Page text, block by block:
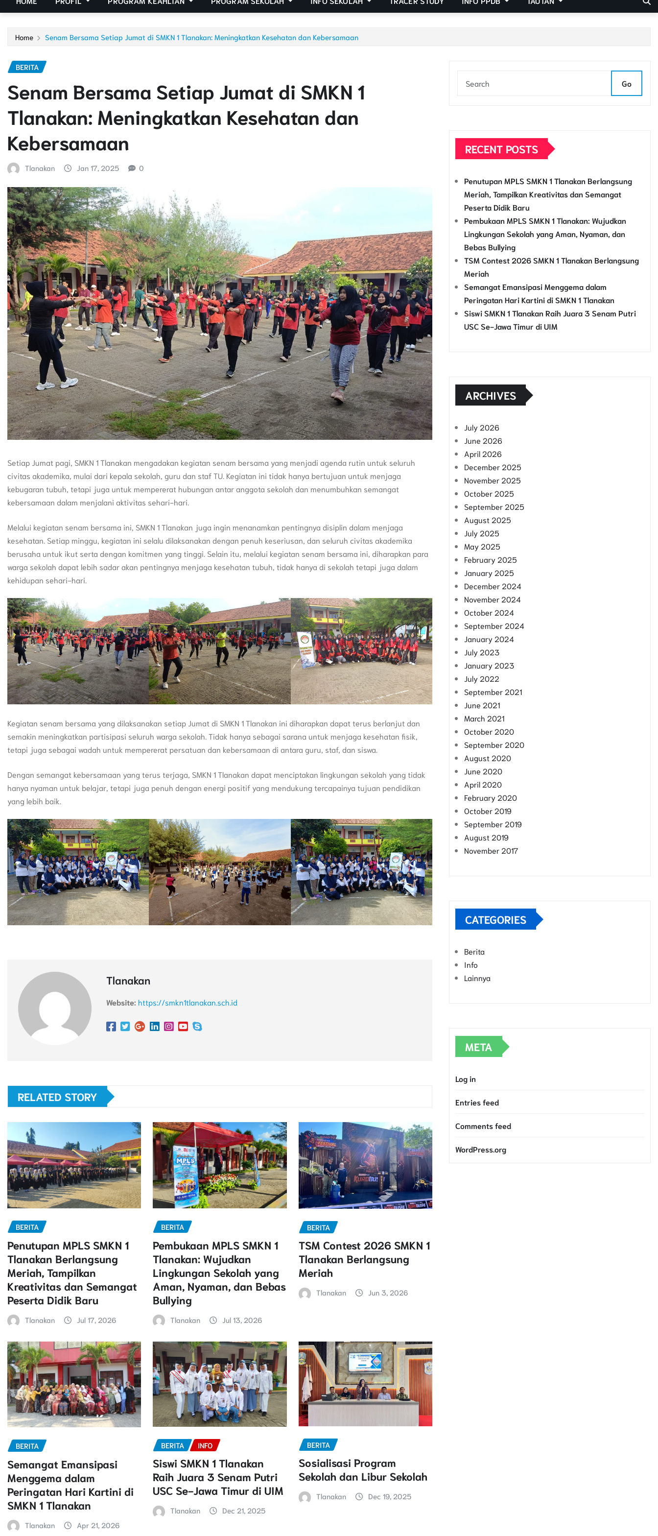
Home Senam Bersama Setiap Jumat di SMKN 1 Tlanakan: Meningkatkan Kesehatan dan Kebersamaan
BERITA
Senam Bersama Setiap Jumat di SMKN 1
Tlanakan: Meningkatkan Kesehatan dan
Kebersamaan
Tlanakan Jan 17, 2025 0
Setiap Jumat pagi, SMKN 1 Tlanakan mengadakan kegiatan senam bersama yang menjadi agenda rutin untuk seluruh
civitas akademika, mulai dari kepala sekolah, guru dan staf TU. Kegiatan ini tidak hanya bertujuan untuk menjaga
kebugaran tubuh, tetapi juga untuk mempererat hubungan antar anggota sekolah dan menumbuhkan semangat
kebersamaan dalam menjalani aktivitas sehari-hari.
Melalui kegiatan senam bersama ini, SMKN 1 Tlanakan juga ingin menanamkan pentingnya disiplin dalam menjaga
kesehatan. Setiap minggu, kegiatan ini selalu dilaksanakan dengan penuh keseriusan, dan seluruh civitas akademika
berusaha untuk ikut serta dengan komitmen yang tinggi. Selain itu, melalui kegiatan senam bersama ini, diharapkan para
warga sekolah dapat lebih sadar akan pentingnya menjaga kesehatan tubuh, tidak hanya di sekolah tetapi juga dalam
kehidupan sehari-hari.
Kegiatan senam bersama yang dilaksanakan setiap Jumat di SMKN 1 Tlanakan ini diharapkan dapat terus berlanjut dan
semakin meningkatkan partisipasi seluruh warga sekolah. Tidak hanya sebagai sarana untuk menjaga kesehatan fisik,
tetapi juga sebagai wadah untuk mempererat persatuan dan kebersamaan di antara guru, staf, dan siswa.
Dengan semangat kebersamaan yang terus terjaga, SMKN 1 Tlanakan dapat menciptakan lingkungan sekolah yang tidak
hanya nyaman untuk belajar, tetapi juga penuh dengan energi positif yang mendukung tercapainya tujuan pendidikan
yang lebih baik.
Tlanakan
Website: https://smkn1tlanakan.sch.id
RELATED STORY
BERITA
Penutupan MPLS SMKN 1
Tlanakan Berlangsung
Meriah, Tampilkan
Kreativitas dan Semangat
Peserta Didik Baru
Tlanakan Jul 17, 2026
BERITA
Pembukaan MPLS SMKN 1
Tlanakan: Wujudkan
Lingkungan Sekolah yang
Aman, Nyaman, dan Bebas
Bullying
Tlanakan Jul 13, 2026
BERITA
TSM Contest 2026 SMKN 1
Tlanakan Berlangsung
Meriah
Tlanakan Jun 3, 2026
BERITA
Semangat Emansipasi
Menggema dalam
Peringatan Hari Kartini di
SMKN 1 Tlanakan
Tlanakan Apr 21, 2026
BERITA INFO
Siswi SMKN 1 Tlanakan
Raih Juara 3 Senam Putri
USC Se-Jawa Timur di UIM
Tlanakan Dec 21, 2025
BERITA
Sosialisasi Program
Sekolah dan Libur Sekolah
Tlanakan Dec 19, 2025
Go
RECENT POSTS
Penutupan MPLS SMKN 1 Tlanakan Berlangsung
Meriah, Tampilkan Kreativitas dan Semangat
Peserta Didik Baru
Pembukaan MPLS SMKN 1 Tlanakan: Wujudkan
Lingkungan Sekolah yang Aman, Nyaman, dan
Bebas Bullying
TSM Contest 2026 SMKN 1 Tlanakan Berlangsung
Meriah
Semangat Emansipasi Menggema dalam
Peringatan Hari Kartini di SMKN 1 Tlanakan
Siswi SMKN 1 Tlanakan Raih Juara 3 Senam Putri
USC Se-Jawa Timur di UIM
ARCHIVES
July 2026
June 2026
April 2026
December 2025
November 2025
October 2025
September 2025
August 2025
July 2025
May 2025
February 2025
January 2025
December 2024
November 2024
October 2024
September 2024
January 2024
July 2023
January 2023
July 2022
September 2021
June 2021
March 2021
October 2020
September 2020
August 2020
June 2020
April 2020
February 2020
October 2019
September 2019
August 2019
November 2017
CATEGORIES
Berita
Info
Lainnya
META
Log in
Entries feed
Comments feed
WordPress.org